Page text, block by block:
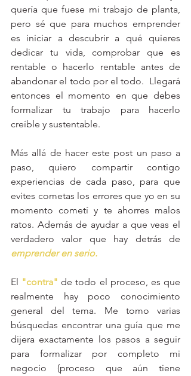
quería que fuese mi trabajo de planta,
pero sé que para muchos emprender
es iniciar a descubrir a qué quieres
dedicar tu vida, comprobar que es
rentable o hacerlo rentable antes de
abandonar el todo por el todo.  Llegará
entonces el momento en que debes
formalizar tu trabajo para hacerlo
creíble y sustentable.
Más allá de hacer este post un paso a
paso, quiero compartir contigo
experiencias de cada paso, para que
evites cometas los errores que yo en su
momento cometí y te ahorres malos
ratos. Además de ayudar a que veas el
verdadero valor que hay detrás de
emprender en serio.
El "contra" de todo el proceso, es que
realmente hay poco conocimiento
general del tema. Me tomo varias
búsquedas encontrar una guía que me
dijera exactamente los pasos a seguir
para formalizar por completo mi
negocio (proceso que aún tiene